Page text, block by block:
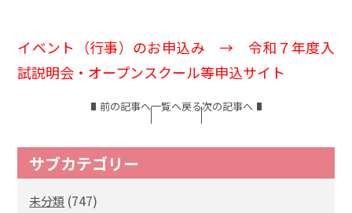
イベント（行事）のお申込み → 令和７年度入
試説明会・オープンスクール等申込サイト
前の記事へ一覧へ戻る次の記事へ
サブカテゴリー
未分類 (747)